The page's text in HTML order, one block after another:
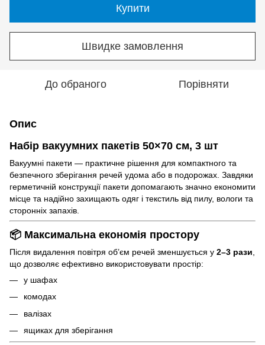
Купити
Швидке замовлення
До обраного Порівняти
Опис
Набір вакуумних пакетів 50×70 см, 3 шт
Вакуумні пакети — практичне рішення для компактного та
безпечного зберігання речей удома або в подорожах. Завдяки
герметичній конструкції пакети допомагають значно економити
місце та надійно захищають одяг і текстиль від пилу, вологи та
сторонніх запахів.
📦 Максимальна економія простору
Після видалення повітря об’єм речей зменшується у 2–3 рази
що дозволяє ефективно використовувати простір:
у шафах
комодах
валізах
ящиках для зберігання